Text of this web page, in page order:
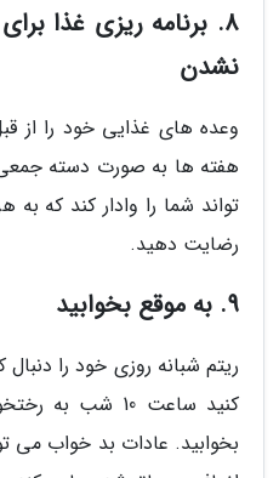
8. برنامه ریزی غذا
نشدن
وعده های غذایی خود را از
هفته ها به صورت دسته
تواند شما را وادار کند که
رضایت دهید.
9. به موقع بخوابید
ریتم شبانه روزی خود را
بخوابید. عادات بد خواب